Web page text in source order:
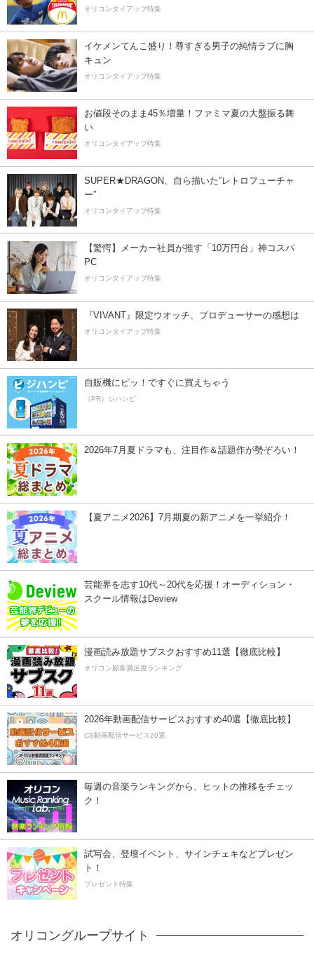
オリコンタイアップ特集
イケメンてんこ盛り！尊すぎる男子の純情ラブに胸
キュン
オリコンタイアップ特集
お値段そのまま45％増量！ファミマ夏の大盤振る舞
い
オリコンタイアップ特集
SUPER★DRAGON、自ら描いた”レトロフューチャ
ー”
オリコンタイアップ特集
【驚愕】メーカー社員が推す「10万円台」神コスパ
PC
オリコンタイアップ特集
『VIVANT』限定ウオッチ、プロデューサーの感想は
オリコンタイアップ特集
自販機にピッ！ですぐに買えちゃう
（PR）ジハンピ
2026年7月夏ドラマも、注目作＆話題作が勢ぞろい！
【夏アニメ2026】7月期夏の新アニメを一挙紹介！
芸能界を志す10代～20代を応援！オーディション・
スクール情報はDeview
漫画読み放題サブスクおすすめ11選【徹底比較】
オリコン顧客満足度ランキング
2026年動画配信サービスおすすめ40選【徹底比較】
CS動画配信サービス20選
毎週の音楽ランキングから、ヒットの推移をチェッ
ク！
試写会、登壇イベント、サインチェキなどプレゼン
ト！
プレゼント特集
オリコングループサイト